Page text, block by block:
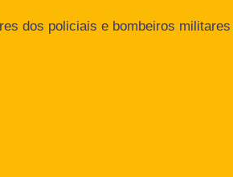
dos policiais e bombeiros militares